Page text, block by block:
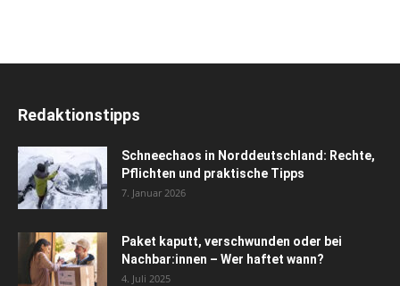
Redaktionstipps
Schneechaos in Norddeutschland: Rechte,
Pflichten und praktische Tipps
7. Januar 2026
Paket kaputt, verschwunden oder bei
Nachbar:innen – Wer haftet wann?
4. Juli 2025